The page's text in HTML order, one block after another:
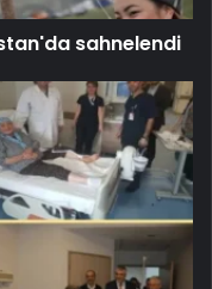
sahnelendi